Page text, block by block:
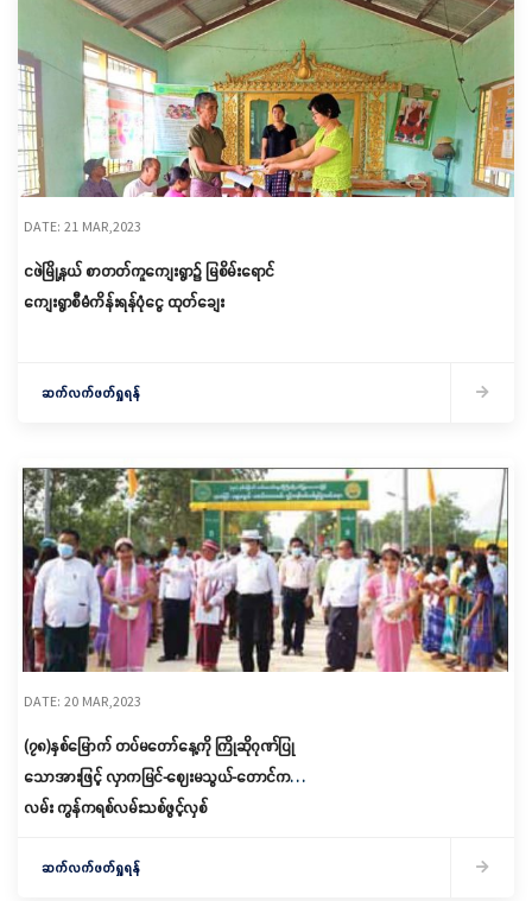
DATE: 21 MAR,2023
ငဖဲမြို့နယ် စာတတ်ကူကျေးရွာ၌ မြစိမ်းရောင်
ကျေးရွာစီမံကိန်းရန်ပုံငွေ ထုတ်ချေး
ဆက်လက်ဖတ်ရှုရန်
DATE: 20 MAR,2023
(၇၈)နှစ်မြောက် တပ်မတော်နေ့ကို ကြိုဆိုဂုဏ်ပြု
သောအားဖြင့် လှာကမြင်-ဈေးမသွယ်-တောင်ကလေး
လမ်း ကွန်ကရစ်လမ်းသစ်ဖွင့်လှစ်
ဆက်လက်ဖတ်ရှုရန်